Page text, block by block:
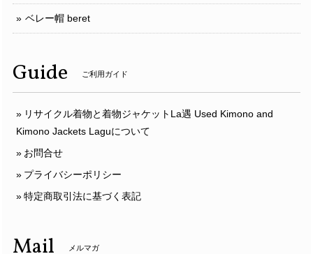
ベレー帽 beret
Guide ご利用ガイド
リサイクル着物と着物ジャケットLa遇 Used Kimono and
Kimono Jackets Laguについて
お問合せ
プライバシーポリシー
特定商取引法に基づく表記
Mail メルマガ